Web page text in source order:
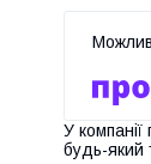
У
будь-який